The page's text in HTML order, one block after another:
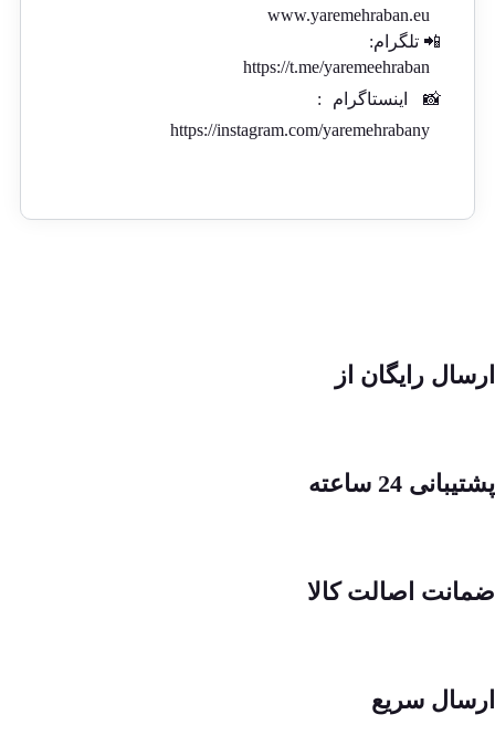
www.yaremehraban.eu
📲 تلگرام:
https://t.me/yaremeehraban
📸
اینستاگرام
:
https://instagram.com/yaremehrabany
ارسال رایگان از
پشتیبانی 24 ساعته
ضمانت اصالت کالا
ارسال سریع